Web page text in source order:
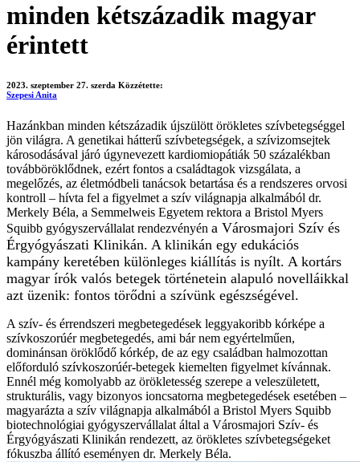
minden kétszázadik magyar
érintett
2023. szeptember 27. szerda Közzétette:
Szepesi Anita
Hazánkban minden kétszázadik újszülött örökletes szívbetegséggel
jön világra. A genetikai hátterű szívbetegségek, a szívizomsejtek
károsodásával járó úgynevezett kardiomiopátiák 50 százalékban
továbböröklődnek, ezért fontos a családtagok vizsgálata, a
megelőzés, az életmódbeli tanácsok betartása és a rendszeres orvosi
kontroll – hívta fel a figyelmet a szív világnapja alkalmából dr.
Merkely Béla, a Semmelweis Egyetem rektora a Bristol Myers
Squibb gyógyszervállalat rendezvényén a Városmajori Szív és
Érgyógyászati Klinikán. A klinikán egy edukációs
kampány keretében különleges kiállítás is nyílt. A kortárs
magyar írók valós betegek történetein alapuló novelláikkal
azt üzenik: fontos törődni a szívünk egészségével.
A szív- és érrendszeri megbetegedések leggyakoribb kórképe a
szívkoszorúér megbetegedés, ami bár nem egyértelműen,
dominánsan öröklődő kórkép, de az egy családban halmozottan
előforduló szívkoszorúér-betegek kiemelten figyelmet kívánnak.
Ennél még komolyabb az örökletesség szerepe a veleszületett,
strukturális, vagy bizonyos ioncsatorna megbetegedések esetében –
magyarázta a szív világnapja alkalmából a Bristol Myers Squibb
biotechnológiai gyógyszervállalat által a Városmajori Szív- és
Érgyógyászati Klinikán rendezett, az örökletes szívbetegségeket
fókuszba állító eseményen dr. Merkely Béla.